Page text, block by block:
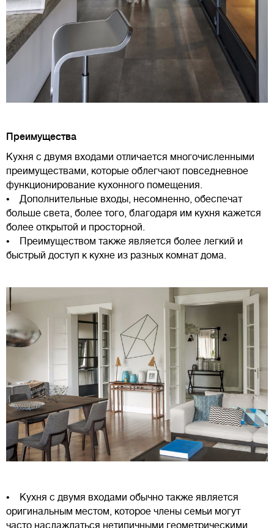
Преимущества
Кухня с двумя входами отличается многочисленными
преимуществами, которые облегчают повседневное
функционирование кухонного помещения.
• Дополнительные входы, несомненно, обеспечат
больше света, более того, благодаря им кухня кажется
более открытой и просторной.
• Преимуществом также является более легкий и
быстрый доступ к кухне из разных комнат дома.
• Кухня с двумя входами обычно также является
оригинальным местом, которое члены семьи могут
часто наслаждаться нетипичными геометрическими